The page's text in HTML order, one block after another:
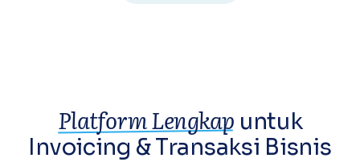
Platform Lengkap untuk
Invoicing &Transaksi Bisnis